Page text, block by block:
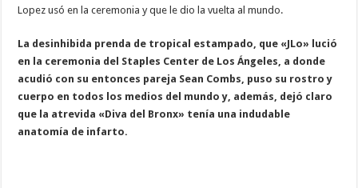
Lopez usó en la ceremonia y que le dio la vuelta al mundo.
La desinhibida prenda de tropical estampado, que «JLo» lució
en la ceremonia del Staples Center de Los Ángeles, a donde
acudió con su entonces pareja Sean Combs, puso su rostro y
cuerpo en todos los medios del mundo y, además, dejó claro
que la atrevida «Diva del Bronx» tenía una indudable
anatomía de infarto.